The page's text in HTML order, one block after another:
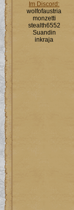
Im Discord:
wolfofaustria
monzetti
stealth6552
Suandin
inkraja